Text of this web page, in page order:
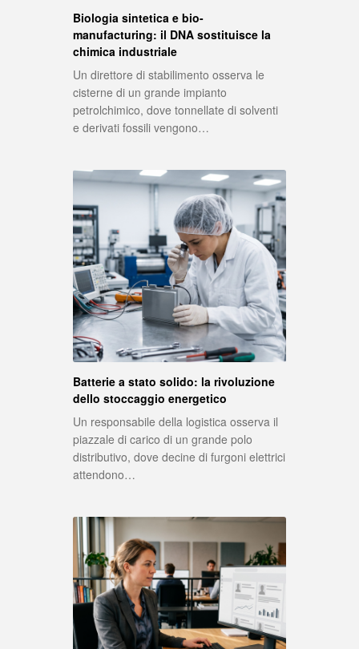
Biologia sintetica e bio-
manufacturing: il DNA sostituisce la
chimica industriale
Un direttore di stabilimento osserva le
cisterne di un grande impianto
petrolchimico, dove tonnellate di solventi
e derivati fossili vengono…
Batterie a stato solido: la rivoluzione
dello stoccaggio energetico
Un responsabile della logistica osserva il
piazzale di carico di un grande polo
distributivo, dove decine di furgoni elettrici
attendono…